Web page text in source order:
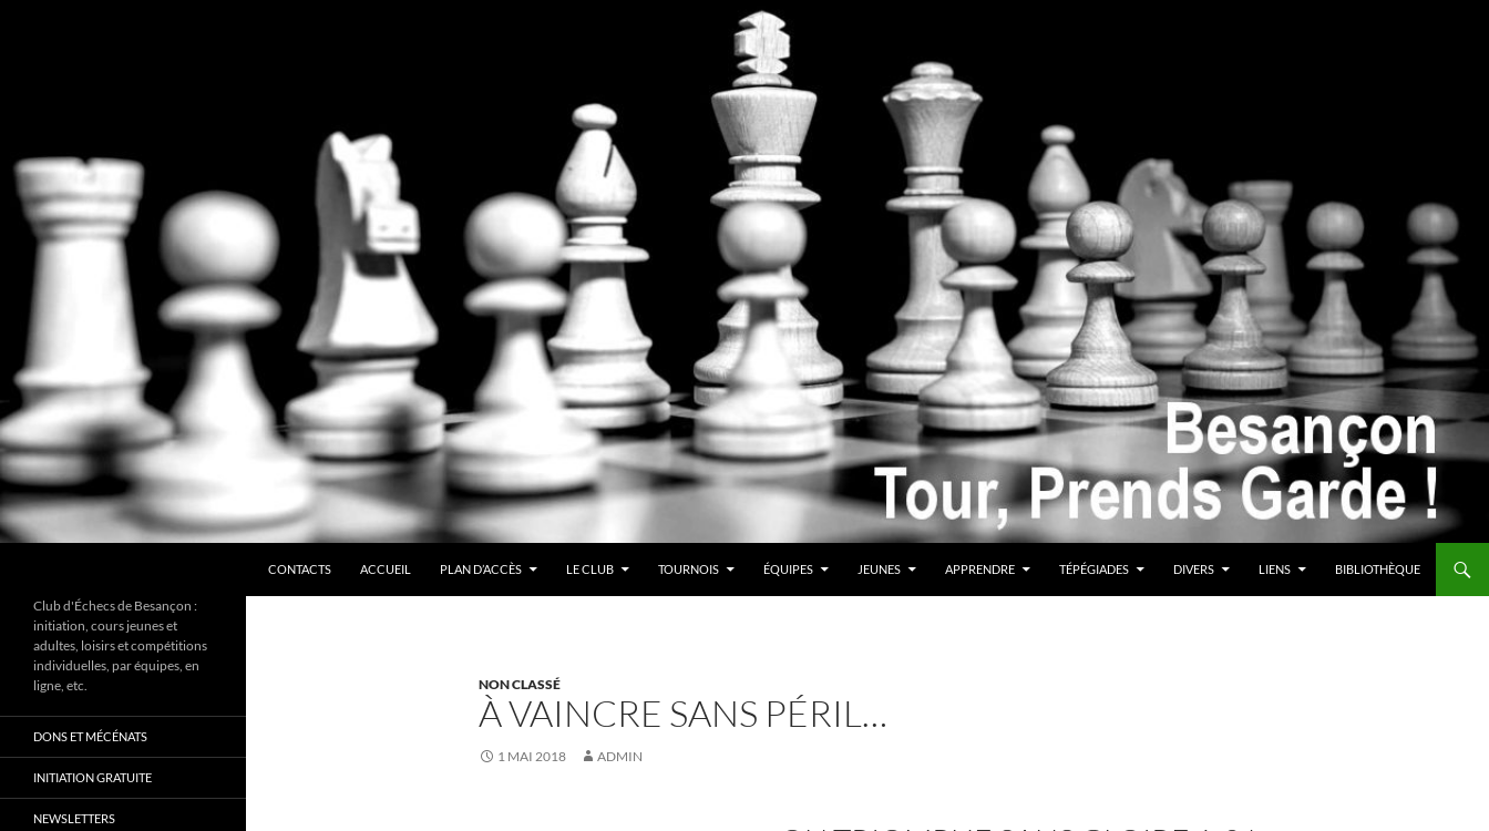
CONTACTS
ACCUEIL PLAN D’ACCÈS LE CLUB TOURNOIS ÉQUIPES JEUNES APPRENDRE TÉPÉGIADES DIVERS LIENS BIBLIOTHÈQUE
NON CLASSÉ
À VAINCRE SANS PÉRIL…
1 MAI 2018 ADMIN
Club d'Échecs de Besançon :
initiation, cours jeunes et
adultes, loisirs et compétitions
individuelles, par équipes, en
ligne, etc.
DONS ET MÉCÉNATS
INITIATION GRATUITE
NEWSLETTERS